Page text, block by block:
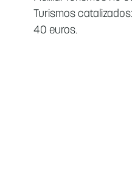
Turismos
40 euros.